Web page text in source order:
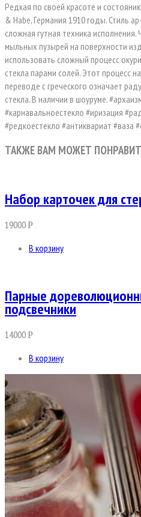
Редкая по своей красоте и
& Habe, Германия 1910 годы. Стиль
сложная гутная техника
мыльных пузырей на поверхности
использовать сложный процесс
стекла парами солей. Этот процесс
переводе с греческого означает
стекла. В наличии в шоуруме.
#карнавальноестекло #иризация
#редкоестекло #антиквариат #ваза
ТАКЖЕ ВАМ МОЖЕТ
Набор карточек для
19000Р
В корзину
Парные
подсвечники
14000Р
В корзину